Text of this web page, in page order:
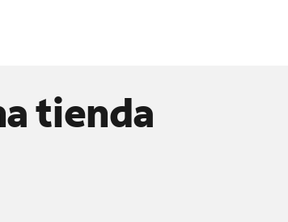
tienda